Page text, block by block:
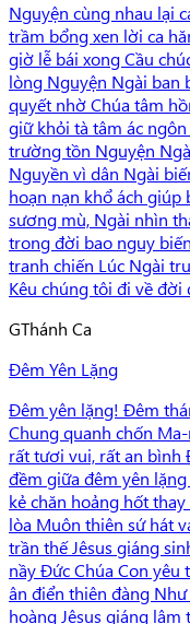
Nguyện cùng nhau lại
trầm bổng xen lời ca
giờ lễ bái xong Cầu
lòng Nguyện Ngài ban
quyết nhờ Chúa tâm
giữ khỏi tà tâm ác
trường tồn Nguyện
Nguyền vì dân Ngài
hoạn nạn khổ ách
sương mù, Ngài nhìn
trong đời bao nguy
tranh chiến Lúc Ngài
Kêu chúng tôi đi về
GThánh Ca
Đêm Yên Lặng
Đêm yên lặng! Đêm
Chung quanh chốn
rất tươi vui, rất an
đềm giữa đêm yên
kẻ chăn hoảng hốt
lòa Muôn thiên sứ hát
trần thế Jêsus giáng
nầy Đức Chúa Con yêu
ân điển thiên đàng
hoàng Jêsus giáng